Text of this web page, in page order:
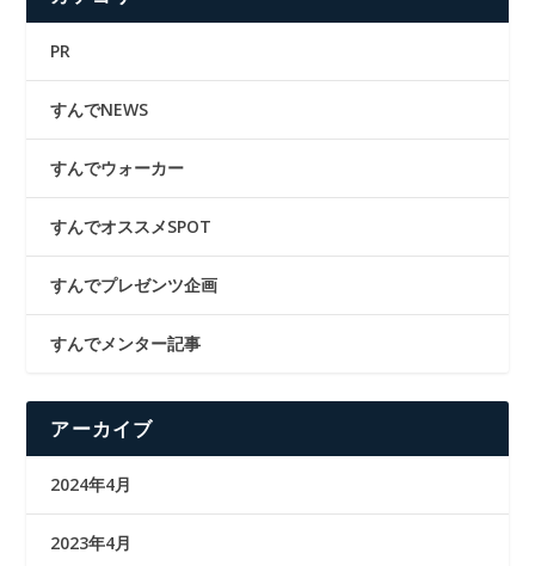
PR
すんでNEWS
すんでウォーカー
すんでオススメSPOT
すんでプレゼンツ企画
すんでメンター記事
アーカイブ
2024年4月
2023年4月